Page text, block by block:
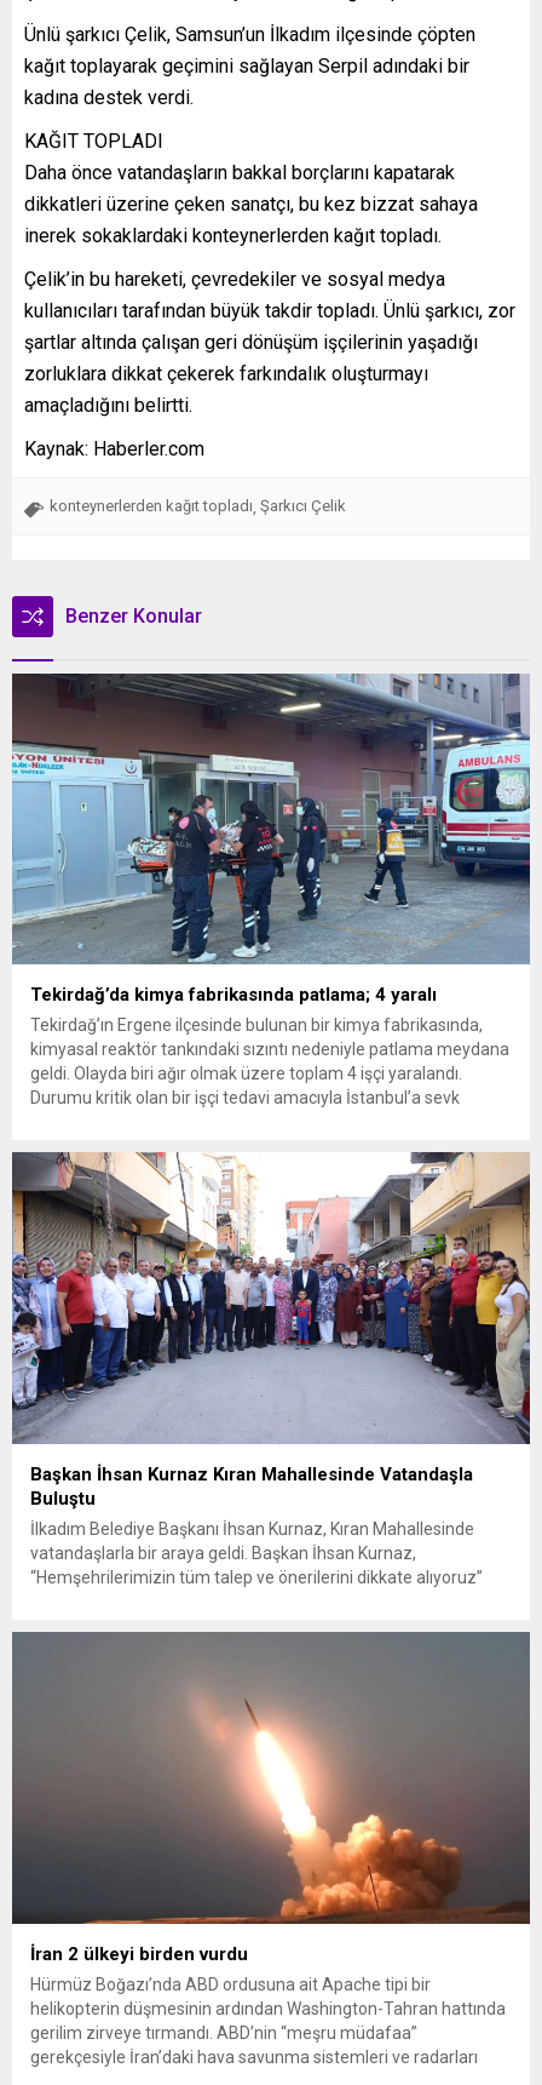
Ünlü şarkıcı Çelik, Samsun’un İlkadım ilçesinde çöpten
kağıt toplayarak geçimini sağlayan Serpil adındaki bir
kadına destek verdi.
KAĞIT TOPLADI
Daha önce vatandaşların bakkal borçlarını kapatarak
dikkatleri üzerine çeken sanatçı, bu kez bizzat sahaya
inerek sokaklardaki konteynerlerden kağıt topladı.
Çelik’in bu hareketi, çevredekiler ve sosyal medya
kullanıcıları tarafından büyük takdir topladı. Ünlü şarkıcı, zor
şartlar altında çalışan geri dönüşüm işçilerinin yaşadığı
zorluklara dikkat çekerek farkındalık oluşturmayı
amaçladığını belirtti.
Kaynak: Haberler.com
konteynerlerden kağıt topladı Şarkıcı Çelik
Benzer Konular
Tekirdağ’da kimya fabrikasında patlama; 4 yaralı
Tekirdağ’ın Ergene ilçesinde bulunan bir kimya fabrikasında,
kimyasal reaktör tankındaki sızıntı nedeniyle patlama meydana
geldi. Olayda biri ağır olmak üzere toplam 4 işçi yaralandı.
Durumu kritik olan bir işçi tedavi amacıyla İstanbul’a sevk
ilçesine...
Başkan İhsan Kurnaz Kıran Mahallesinde Vatandaşla
Buluştu
İlkadım Belediye Başkanı İhsan Kurnaz, Kıran Mahallesinde
vatandaşlarla bir araya geldi. Başkan İhsan Kurnaz,
“Hemşehrilerimizin tüm talep ve önerilerini dikkate alıyoruz”
İran 2 ülkeyi birden vurdu
Hürmüz Boğazı’nda ABD ordusuna ait Apache tipi bir
helikopterin düşmesinin ardından Washington-Tahran hattında
gerilim zirveye tırmandı. ABD’nin “meşru müdafaa”
gerekçesiyle İran’daki hava savunma sistemleri ve radarları